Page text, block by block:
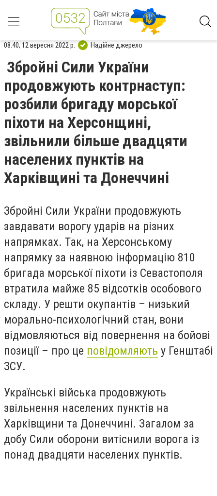
08:40, 12 вересня 2022 р. Надійне джерело
Збройні Сили України
продовжують контрнаступ:
розбили бригаду морської
піхоти на Херсонщині,
звільнили більше двадцяти
населених пунктів на
Харківщині та Донеччині
Збройні Сили України продовжують
завдавати ворогу ударів на різних
напрямках. Так, на Херсонському
напрямку за наявною інформацію 810
бригада морської піхоти із Севастополя
втратила майже 85 відсотків особового
складу. У решти окупантів – низький
морально-психологічний стан, вони
відмовляються від повернення на бойові
позиції – про це повідомляють у Генштабі
ЗСУ.
Українські війська продовжують
звільнення населених пунктів на
Харківщини та Донеччині. Загалом за
добу Сили оборони витіснили ворога із
понад двадцяти населених пунктів.